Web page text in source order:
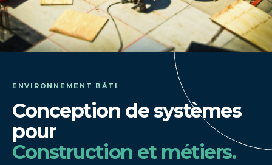
ENVIRONNEMENT BÂTI
Conception de systèmes
pour
Construction et métiers.